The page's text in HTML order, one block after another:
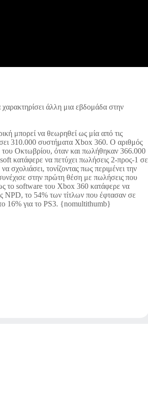
άλλη μια εβδομάδα στην
μπορεί να θεωρηθεί ως μία από τις
310.000 συστήματα Xbox 360. Ο αριθμός
του Οκτωβρίου, όταν και πωλήθηκαν 366.000
κατάφερε να πετύχει πωλήσεις 2-προς-1 σε
σχολιάσει, τονίζοντας πως περιμένει την
στην πρώτη θέση με πωλήσεις που
το software του Xbox 360 κατάφερε να
NPD, το 54% των τίτλων που έφτασαν σε
16% για το PS3. {nomultithumb}